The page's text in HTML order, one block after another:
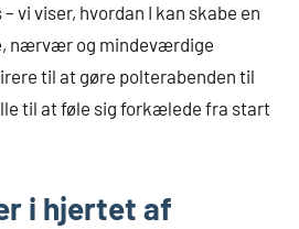
vi viser, hvordan I kan skabe en
nærvær og mindeværdige
til at gøre polterabenden til
til at føle sig forkælede fra start
i hjertet af